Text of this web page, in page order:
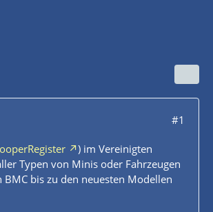
#1
) im Vereinigten
Typen von Minis oder Fahrzeugen
bis zu den neuesten Modellen